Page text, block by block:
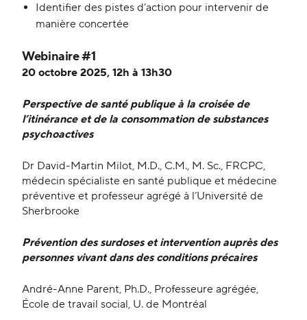
Identifier des pistes d’action pour intervenir de
manière concertée
Webinaire #1
20 octobre 2025, 12h à 13h30
Perspective de santé publique à la croisée de
l’itinérance et de la consommation de substances
psychoactives
Dr David-Martin Milot, M.D., C.M., M. Sc., FRCPC,
médecin spécialiste en santé publique et médecine
préventive et professeur agrégé à l’Université de
Sherbrooke
Prévention des surdoses et intervention auprès des
personnes vivant dans des conditions précaires
André-Anne Parent, Ph.D., Professeure agrégée,
École de travail social, U. de Montréal